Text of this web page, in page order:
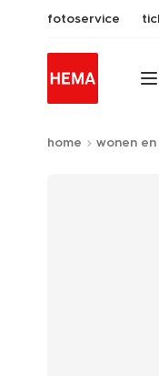
fotoservice
home wonen en